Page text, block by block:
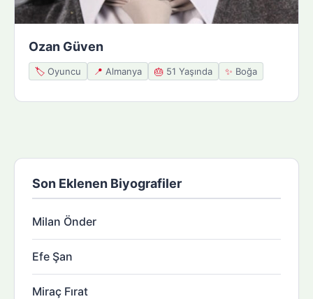
Ozan Güven
🏷️ Oyuncu 📍 Almanya 🎂 51 Yaşında ✨ Boğa
Son Eklenen Biyografiler
Milan Önder
Efe Şan
Miraç Fırat